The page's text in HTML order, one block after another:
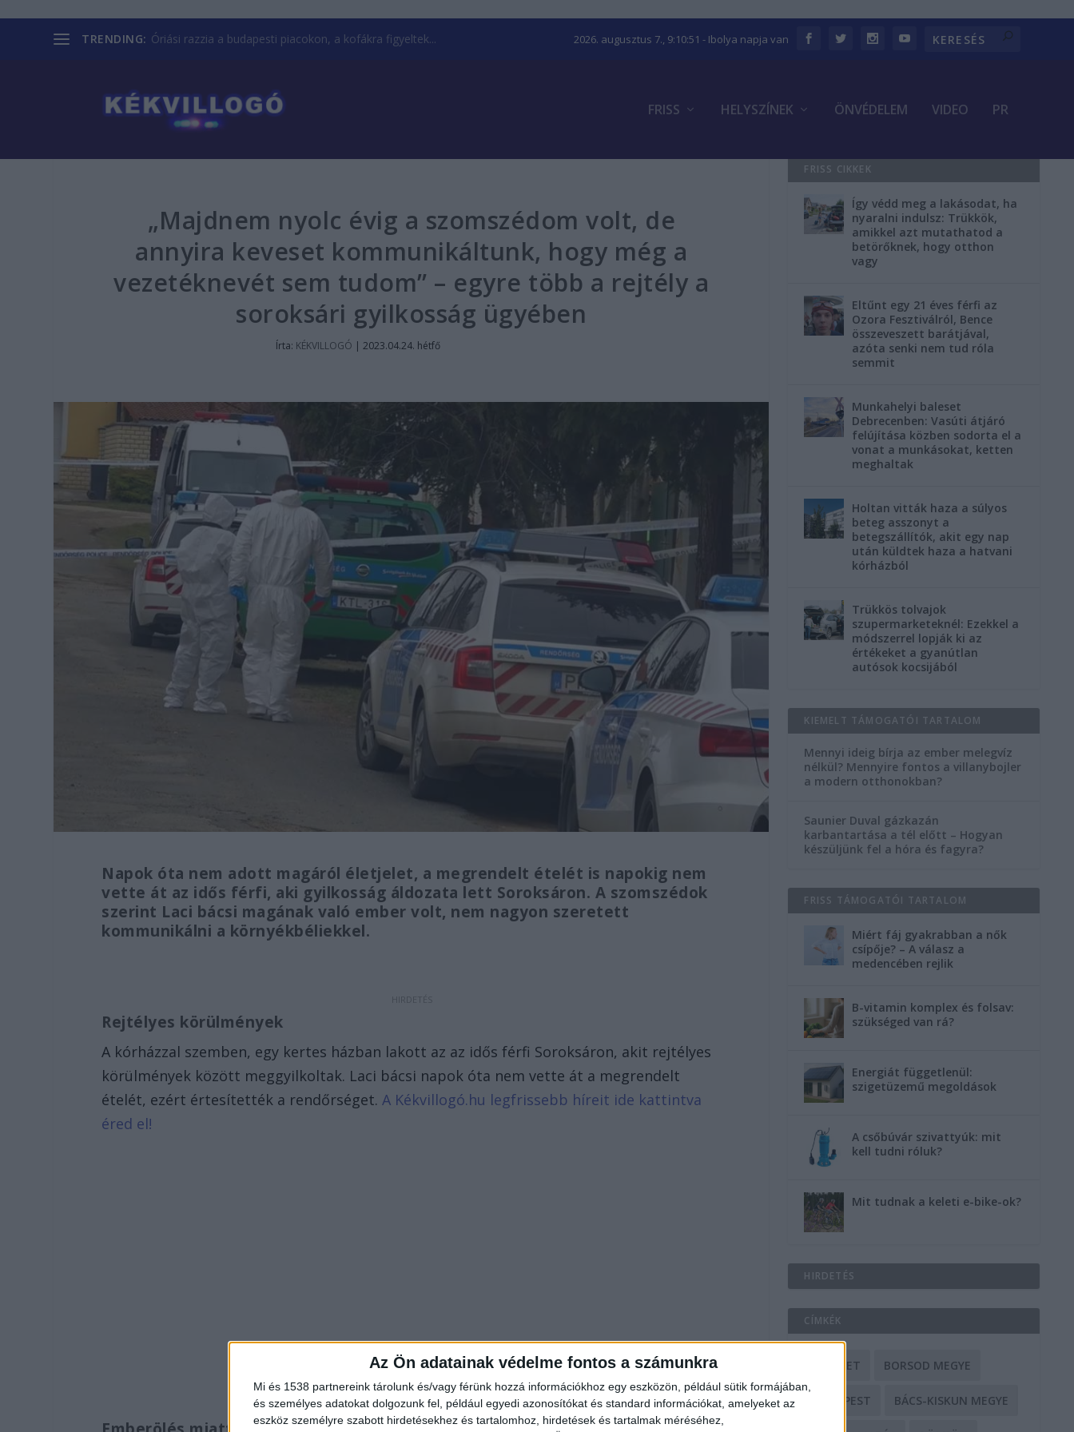
Az Ön adatainak védelme fontos a számunkra
Mi és 1538 partnereink tárolunk és/vagy férünk hozzá információkhoz egy eszközön, például sütik formájában,
és személyes adatokat dolgozunk fel, például egyedi azonosítókat és standard információkat, amelyeket az
eszköz személyre szabott hirdetésekhez és tartalomhoz, hirdetések és tartalmak méréséhez,
TRENDING: Óriási razzia a budapesti piacokon, a kofákra figyeltek... 2026. augusztus 7., 9:10:52 - Ibolya napja van
FRISS HELYSZÍNEK ÖNVÉDELEM VIDEO PR
„Majdnem nyolc évig a szomszédom volt, de
annyira keveset kommunikáltunk, hogy még a
vezetéknevét sem tudom” – egyre több a rejtély a
soroksári gyilkosság ügyében
Írta: KÉKVILLOGÓ |2023.04.24. hétfő
Napok óta nem adott magáról életjelet, a megrendelt ételét is napokig nem
vette át az idős férfi, aki gyilkosság áldozata lett Soroksáron. A szomszédok
szerint Laci bácsi magának való ember volt, nem nagyon szeretett
kommunikálni a környékbéliekkel.
Rejtélyes körülmények
A kórházzal szemben, egy kertes házban lakott az az idős férfi Soroksáron, akit rejtélyes
körülmények között meggyilkoltak. Laci bácsi napok óta nem vette át a megrendelt
ételét, ezért értesítették a rendőrséget.A Kékvillogó.hu legfrissebb híreit ide kattintva
éred el!
FRISS CIKKEK
Így védd meg a lakásodat, ha
nyaralni indulsz: Trükkök,
amikkel azt mutathatod a
betörőknek, hogy otthon
vagy
Eltűnt egy 21 éves férfi az
Ozora Fesztiválról, Bence
összeveszett barátjával,
azóta senki nem tud róla
semmit
Munkahelyi baleset
Debrecenben: Vasúti átjáró
felújítása közben sodorta el a
vonat a munkásokat, ketten
meghaltak
Holtan vitták haza a súlyos
beteg asszonyt a
betegszállítók, akit egy nap
után küldtek haza a hatvani
kórházból
Trükkös tolvajok
szupermarketeknél: Ezekkel a
módszerrel lopják ki az
értékeket a gyanútlan
autósok kocsijából
KIEMELT TÁMOGATÓI TARTALOM
Mennyi ideig bírja az ember melegvíz
nélkül? Mennyire fontos a villanybojler
a modern otthonokban?
Saunier Duval gázkazán
karbantartása a tél előtt – Hogyan
készüljünk fel a hóra és fagyra?
FRISS TÁMOGATÓI TARTALOM
Miért fáj gyakrabban a nők
csípője? – A válasz a
medencében rejlik
B-vitamin komplex és folsav:
szükséged van rá?
Energiát függetlenül:
szigetüzemű megoldások
A csőbúvár szivattyúk: mit
kell tudni róluk?
Mit tudnak a keleti e-bike-ok?
HIRDETÉS
CÍMKÉK
BALESET BORSOD MEGYE
BUDAPEST BÁCS-KISKUN MEGYE